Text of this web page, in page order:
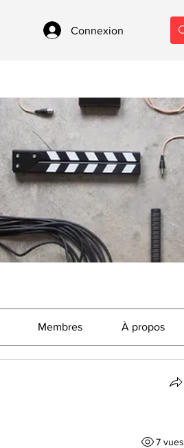
Connexion
Membres À propos
7 vues